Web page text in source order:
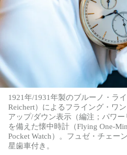
1921年/1931年製のブルーノ・ラ
Reichert）によるフライング・ワ
アップ/ダウン表示（編注；パワー
を備えた懐中時計（Flying One-
Pocket Watch）。フュゼ・チェー
星歯車付き。